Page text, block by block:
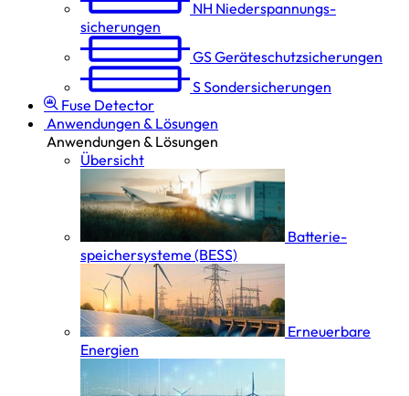
NH Niederspannungs­
sicherungen
GSGeräteschutz­sicherungen
SSondersicherungen
Fuse Detector
Anwendungen & Lösungen
Anwendungen & Lösungen
Übersicht
Batterie­
speicher­systeme (BESS)
Erneuerbare
Energien